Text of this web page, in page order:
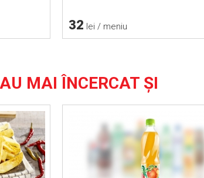
32 lei / meniu
MAI ÎNCERCAT ȘI